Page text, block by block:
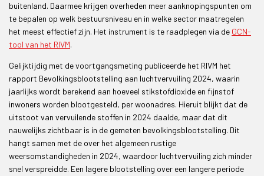
buitenland. Daarmee krijgen overheden meer aanknopingspunten om
te bepalen op welk bestuursniveau en in welke sector maatregelen
het meest effectief zijn. Het instrument is te raadplegen via de GCN-
tool van het RIVM.
Gelijktijdig met de voortgangsmeting publiceerde het RIVM het
rapport Bevolkingsblootstelling aan luchtvervuiling 2024, waarin
jaarlijks wordt berekend aan hoeveel stikstofdioxide en fijnstof
inwoners worden blootgesteld, per woonadres. Hieruit blijkt dat de
uitstoot van vervuilende stoffen in 2024 daalde, maar dat dit
nauwelijks zichtbaar is in de gemeten bevolkingsblootstelling. Dit
hangt samen met de over het algemeen rustige
weersomstandigheden in 2024, waardoor luchtvervuiling zich minder
snel verspreidde. Een lagere blootstelling over een langere periode